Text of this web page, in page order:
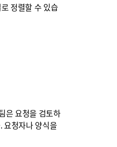
정렬할 수 있습
은 요청을 검토하
요청자나 양식을